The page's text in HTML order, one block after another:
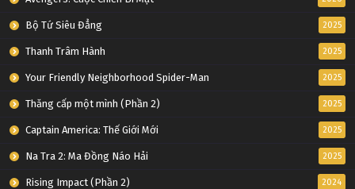
Bộ Tứ Siêu Đẳng 2025
Thanh Trâm Hành 2025
Your Friendly Neighborhood Spider-Man 2025
Thăng cấp một mình (Phần 2) 2025
Captain America: Thế Giới Mới 2025
Na Tra 2: Ma Đồng Náo Hải 2025
Rising Impact (Phần 2) 2024